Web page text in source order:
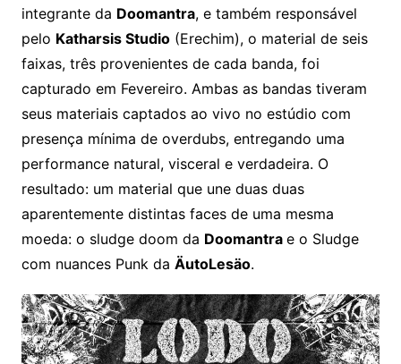
integrante da Doomantra, e também responsável
pelo Katharsis Studio(Erechim), o material de seis
faixas, três provenientes de cada banda, foi
capturado em Fevereiro. Ambas as bandas tiveram
seus materiais captados ao vivo no estúdio com
presença mínima de overdubs, entregando uma
performance natural, visceral e verdadeira. O
resultado: um material que une duas duas
aparentemente distintas faces de uma mesma
moeda: o sludge doom da Doomantra e o Sludge
com nuances Punk da ÄutoLesäo.